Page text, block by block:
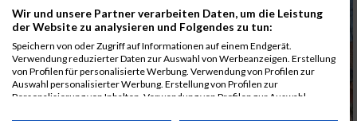
Wir und unsere Partner verarbeiten Daten, um die Leistung
der Website zu analysieren und Folgendes zu tun:
Speichern von oder Zugriff auf Informationen auf einem Endgerät.
Verwendung reduzierter Daten zur Auswahl von Werbeanzeigen. Erstellung
von Profilen für personalisierte Werbung. Verwendung von Profilen zur
Auswahl personalisierter Werbung. Erstellung von Profilen zur
Personalisierung von Inhalten. Verwendung von Profilen zur Auswahl